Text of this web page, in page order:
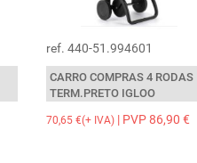
ref. 440-51.994601
CARRO COMPRAS 4 RODAS
TERM.PRETO IGLOO
70,65 €(+ IVA)| PVP 86,90 €